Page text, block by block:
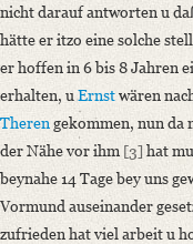
nicht darauf antworten u
hätte er itzo eine solche
er hoffen in 6 bis 8 Jahren
erhalten, uErnstwären
Therengekommen, nun da
der Nähe vor ihm [3] hat
beynahe 14 Tage bey uns
Vormund auseinander
zufrieden hat viel arbeit u